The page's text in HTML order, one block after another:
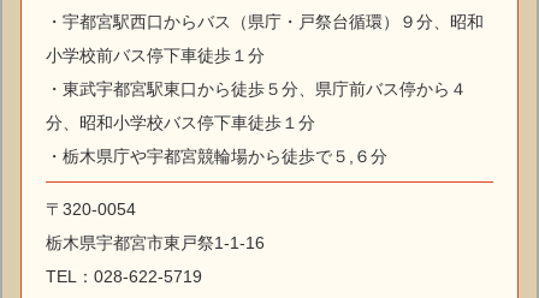
・宇都宮駅西口からバス（県庁・戸祭台循環）９分、昭和
小学校前バス停下車徒歩１分
・東武宇都宮駅東口から徒歩５分、県庁前バス停から４
分、昭和小学校バス停下車徒歩１分
・栃木県庁や宇都宮競輪場から徒歩で５,６分
〒320-0054
栃木県宇都宮市東戸祭1-1-16
TEL：028-622-5719